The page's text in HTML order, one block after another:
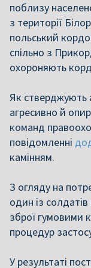
поблизу
з території
польський
спільно з
охороняють
Як стверджують
агресивно й
команд
повідомленні
камінням.
З огляду на
один із
зброї гумовими
процедур
У результаті